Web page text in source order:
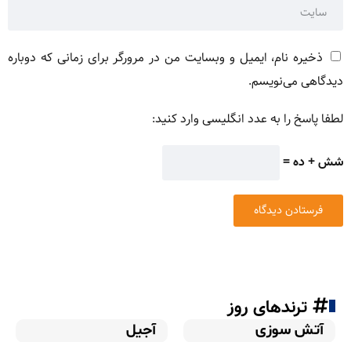
ذخیره نام، ایمیل و وبسایت من در مرورگر برای زمانی که دوباره
دیدگاهی می‌نویسم.
لطفا پاسخ را به عدد انگلیسی وارد کنید:
شش + ده =
ترندهای روز
آتش سوزی
آجیل